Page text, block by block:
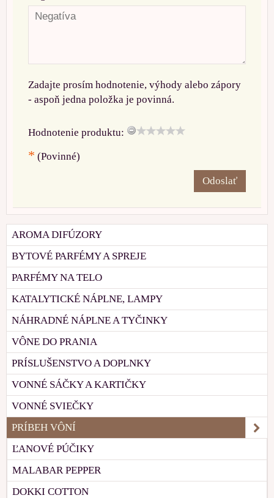
Zadajte prosím hodnotenie, výhody alebo zápory
- aspoň jedna položka je povinná.
Hodnotenie produktu:
* (Povinné)
Odoslať
AROMA DIFÚZORY
BYTOVÉ PARFÉMY A SPREJE
PARFÉMY NA TELO
KATALYTICKÉ NÁPLNE, LAMPY
NÁHRADNÉ NÁPLNE A TYČINKY
VÔNE DO PRANIA
PRÍSLUŠENSTVO A DOPLNKY
VONNÉ SÁČKY A KARTIČKY
VONNÉ SVIEČKY
PRÍBEH VÔNÍ
ĽANOVÉ PÚČIKY
MALABAR PEPPER
DOKKI COTTON